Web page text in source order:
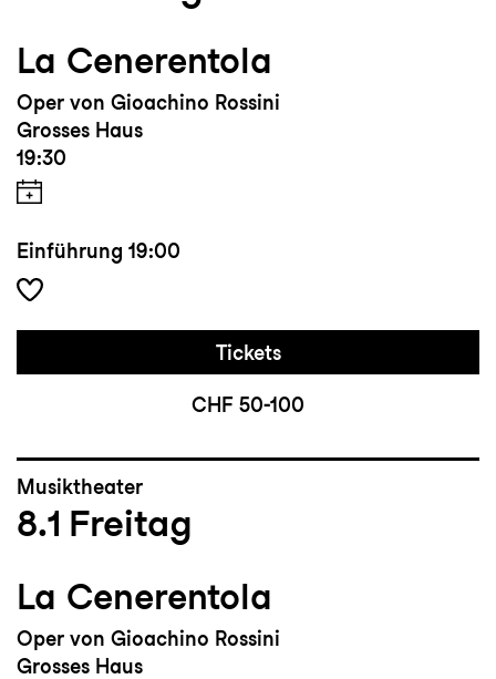
La Cenerentola
Oper von Gioachino Rossini
Grosses Haus
19:30
Einführung 19:00
Tickets
CHF 50-100
Musiktheater
8.1 Freitag
La Cenerentola
Oper von Gioachino Rossini
Grosses Haus